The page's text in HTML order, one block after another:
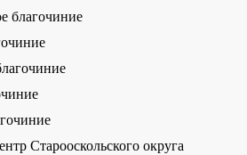
благочиние
Старооскольского округа